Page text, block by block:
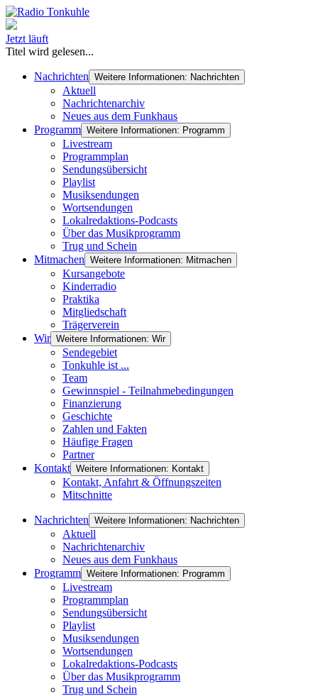
Jetzt läuft
Titel wird gelesen...
Nachrichten Weitere Informationen: Nachrichten
Aktuell
Nachrichtenarchiv
Neues aus dem Funkhaus
Programm Weitere Informationen: Programm
Livestream
Programmplan
Sendungsübersicht
Playlist
Musiksendungen
Wortsendungen
Lokalredaktions-Podcasts
Über das Musikprogramm
Trug und Schein
Mitmachen Weitere Informationen: Mitmachen
Kursangebote
Kinderradio
Praktika
Mitgliedschaft
Trägerverein
Wir Weitere Informationen: Wir
Sendegebiet
Tonkuhle ist ...
Team
Gewinnspiel - Teilnahmebedingungen
Finanzierung
Geschichte
Zahlen und Fakten
Häufige Fragen
Partner
Kontakt Weitere Informationen: Kontakt
Kontakt, Anfahrt & Öffnungszeiten
Mitschnitte
Nachrichten Weitere Informationen: Nachrichten
Aktuell
Nachrichtenarchiv
Neues aus dem Funkhaus
Programm Weitere Informationen: Programm
Livestream
Programmplan
Sendungsübersicht
Playlist
Musiksendungen
Wortsendungen
Lokalredaktions-Podcasts
Über das Musikprogramm
Trug und Schein